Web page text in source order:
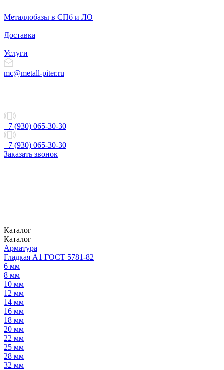
Металлобазы в СПб и ЛО
Доставка
Услуги
mc@metall-piter.ru
+7 (930) 065-30-30
+7 (930) 065-30-30
Заказать звонок
Каталог
Каталог
Арматура
Гладкая А1 ГОСТ 5781-82
6 мм
8 мм
10 мм
12 мм
14 мм
16 мм
18 мм
20 мм
22 мм
25 мм
28 мм
32 мм